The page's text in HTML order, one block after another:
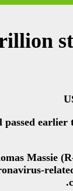
Massie